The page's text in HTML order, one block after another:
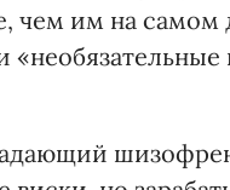
чем им на